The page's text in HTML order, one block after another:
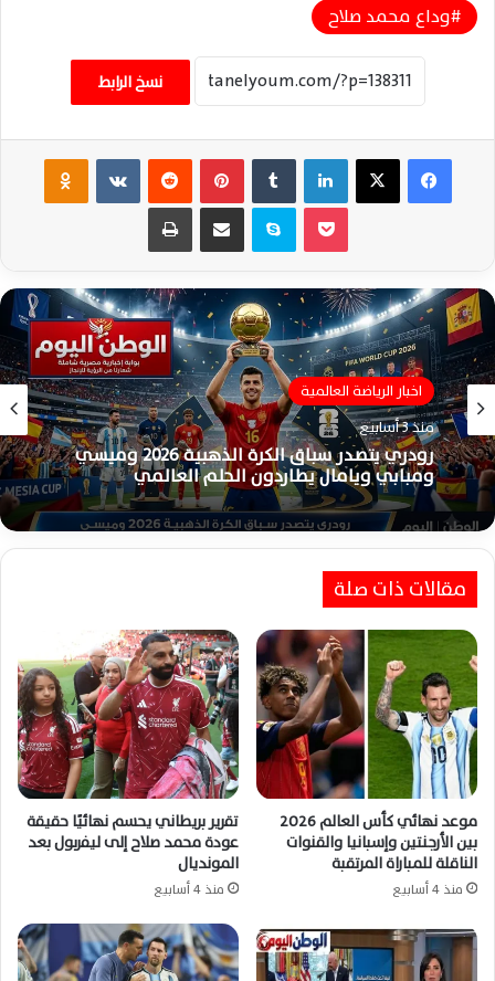
وداع محمد صلاح
نسخ الرابط
فيسبوك ‫X لينكدإن بينتيريست ‏VKontakte
سكايب مشاركة عبر البريد طباعة
اخبار الرياضة العالمية
منذ 3 أسابيع
ومبابي ويامال يطاردون الحلم العالمي
اخبار الرياضة العالمية
منذ 3 أسابيع
بالصور.. حزن ميسي يخطف الأنظار بعد خسارة
الأرجنتين نهائي كأس العالم 2026
مقالات ذات صلة
موعد نهائي كأس العالم 2026
بين الأرجنتين وإسبانيا والقنوات
الناقلة للمباراة المرتقبة
منذ 4 أسابيع
تقرير بريطاني يحسم نهائيًا حقيقة
عودة محمد صلاح إلى ليفربول بعد
المونديال
منذ 4 أسابيع